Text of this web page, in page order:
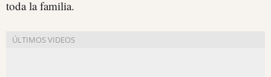
toda la familia.